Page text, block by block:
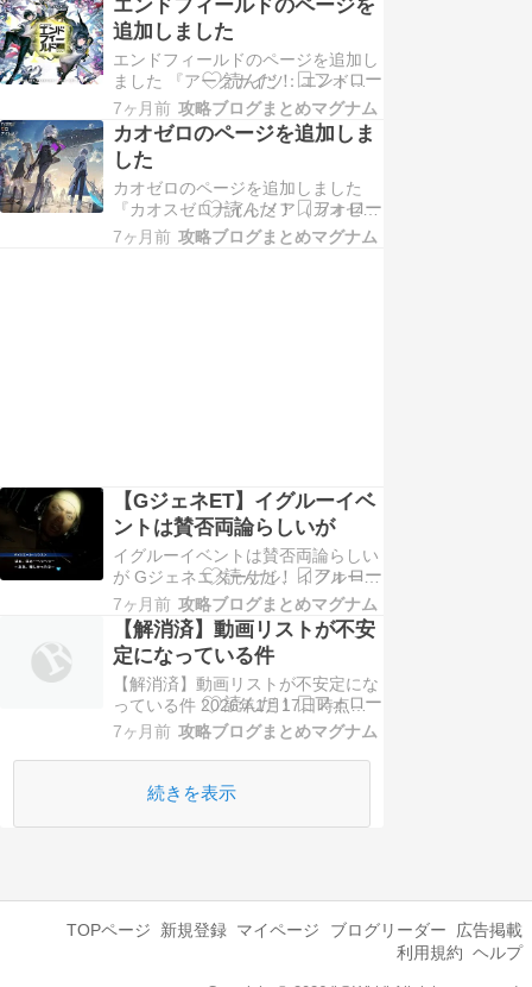
かやりたいなーとずっと思ってい
て。 FF14は2年ぐらい前にちょろ
っとだけやってたんだけど、 間を
あけてプレイ再開したら何故かデー
タが消失していて萎え…
追加しました
エンドフィールドのページを追加し
ました 『アークナイツ：エンドフ
ィールド』のページを新しく増設し
ました。 本日1月22日に正式リリー
スされたゲーム。 『アークナイ
ツ』というタワーディフェンス型の
ゲームは以前からあって、 そちら
はコアな戦略ゲームとしてディープ
な層から根強い人気があ…
7ヶ月前 攻略ブログまとめマグナム
カオゼロのページを追加しま
した
カオゼロのページを追加しました
『カオスゼロナイトメア（カオゼ
ロ）』のページを新しく増設しまし
7ヶ月前 攻略ブログまとめマグナム
【GジェネET】イグルーイベ
ントは賛否両論らしいが
イグルーイベントは賛否両論らしい
が Gジェネエターナル、イグルーイ
ベント終わらせました。 まさかGジ
ェネでCGアニメ物を突っ込んでく
るとは。 いやぁ、熱いお話が多く
てファーストガンダムファン向けな
濃厚なお話。 何年か前に原作履修
済みにも関わらず、ヒルドルブ回り
しかストーリー覚えて…
7ヶ月前 攻略ブログまとめマグナム
【解消済】動画リストが不安
定になっている件
【解消済】動画リストが不安定にな
っている件 2026年1月17日時点、
各ゲームページ内のYouTube投稿者
すが、YouTube側のRSSフィードま
フィードを取得できないチャンネル
7ヶ月前 攻略ブログまとめマグナム
続きを表示
TOPページ 新規登録 マイページ ブログリーダー
広告掲載
利用規約 ヘルプ